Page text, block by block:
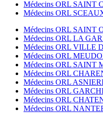
Médecins ORL SAINT
Médecins ORL
Médecins ORL SAINT
Médecins ORL LA
Médecins ORL VILLE
Médecins ORL
Médecins ORL SAINT
Médecins ORL
Médecins ORL
Médecins ORL
Médecins ORL
Médecins ORL